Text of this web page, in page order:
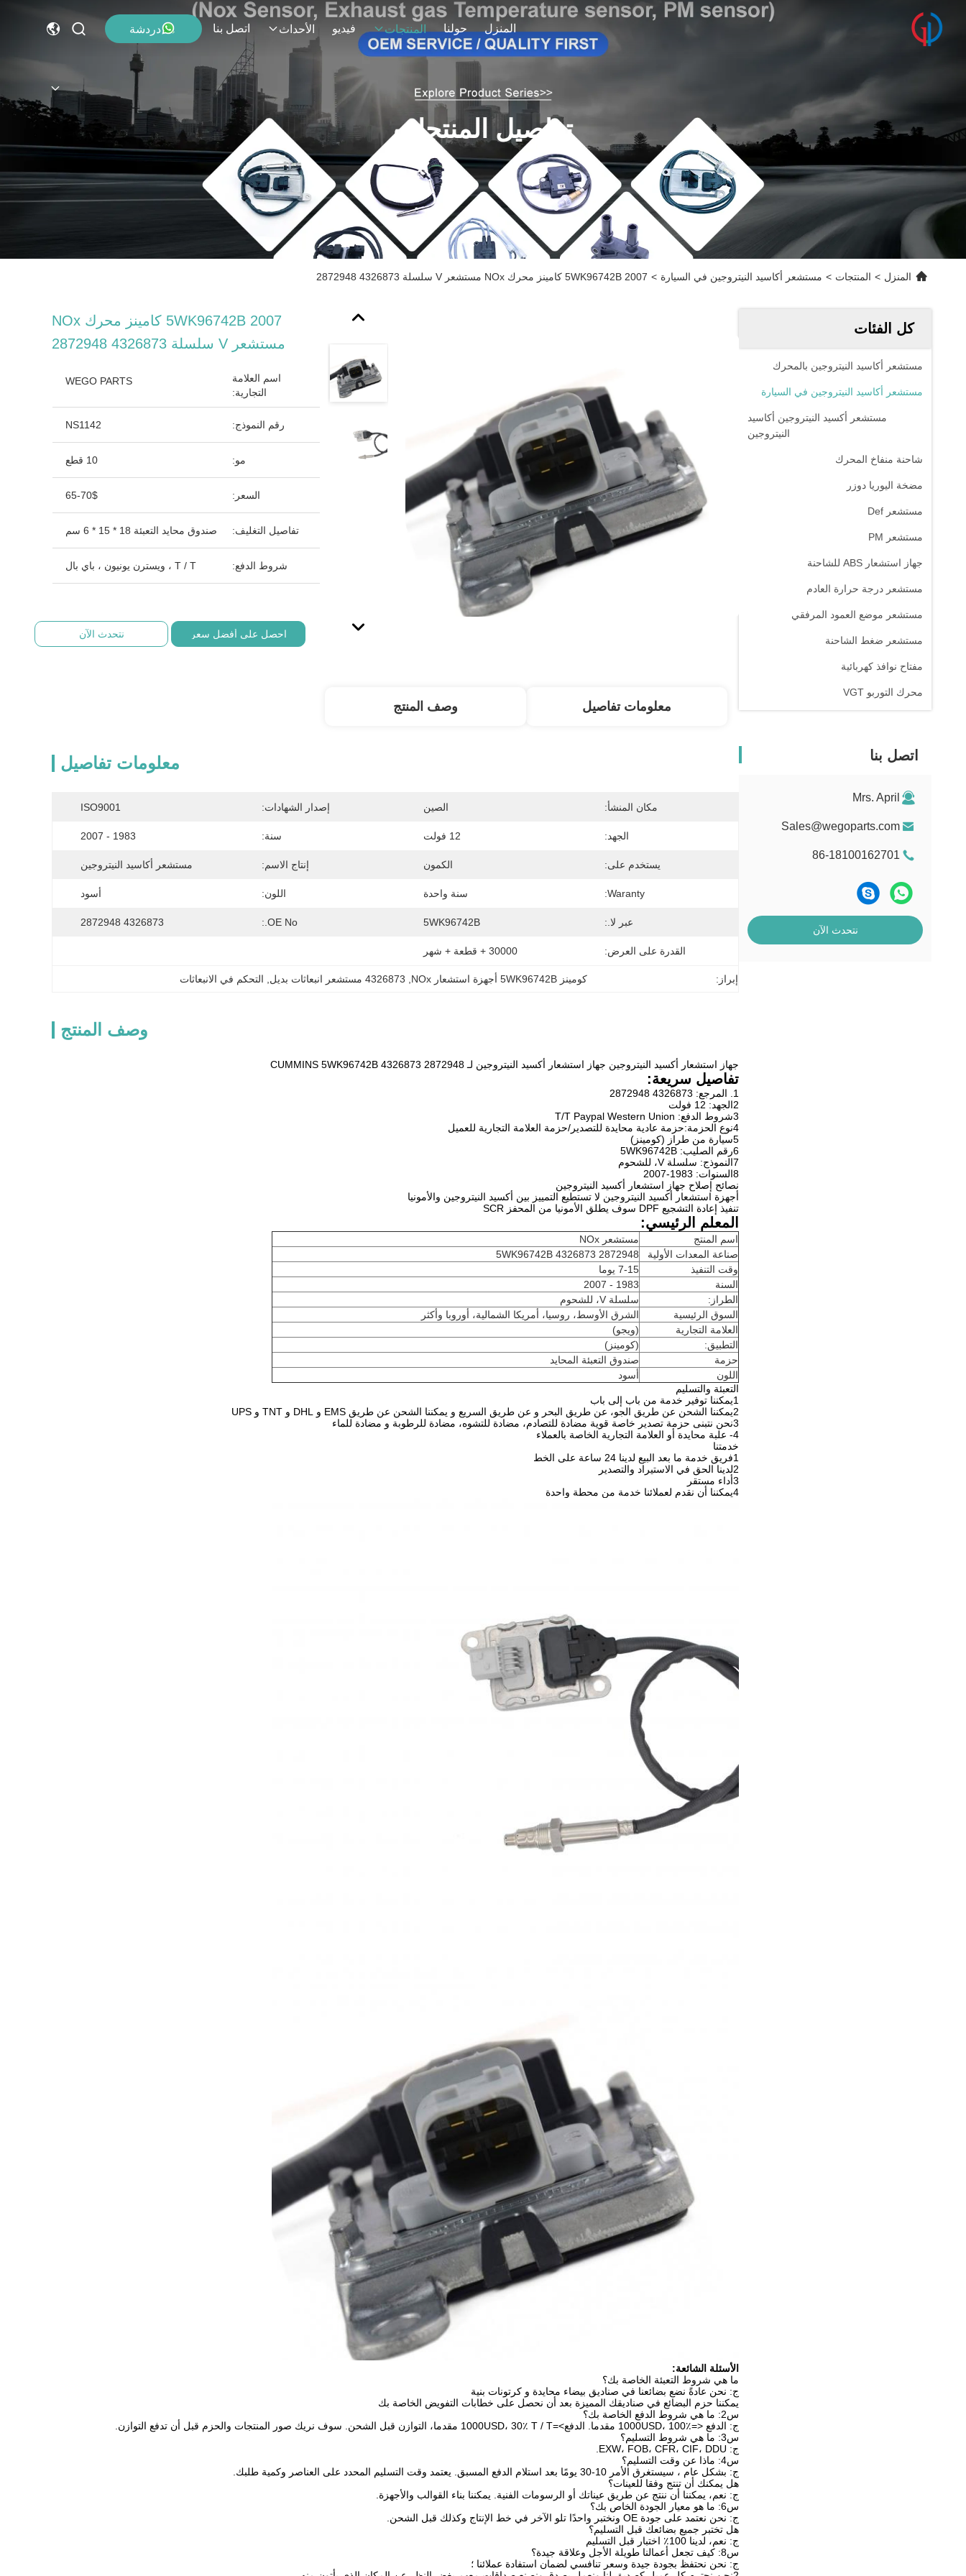
المنزل حولنا المنتجات فيديو الأحداث اتصل بنا دردشة
تفاصيل المنتجات
المنزل > المنتجات > مستشعر أكاسيد النيتروجين في السيارة > 5WK96742B 2007 كامينز محرك NOx مستشعر V سلسلة 4326873 2872948
كل الفئات
مستشعر أكاسيد النيتروجين بالمحرك
مستشعر أكاسيد النيتروجين في السيارة
مستشعر أكسيد النيتروجين أكاسيد
النيتروجين
شاحنة منفاخ المحرك
مضخة اليوريا دوزر
مستشعر Def
مستشعر PM
جهاز استشعار ABS للشاحنة
مستشعر درجة حرارة العادم
مستشعر موضع العمود المرفقي
مستشعر ضغط الشاحنة
مفتاح نوافذ كهربائية
محرك التوربو VGT
اتصل بنا
Mrs. April
Sales@wegoparts.com
86-18100162701
نتحدث الآن
5WK96742B 2007 كامينز محرك NOx
مستشعر V سلسلة 4326873 2872948
اسم العلامة
التجارية:
WEGO PARTS
رقم النموذج: NS1142
مو: 10 قطع
السعر: 65-70$
تفاصيل التغليف: صندوق محايد التعبئة 18 * 15 * 6 سم
شروط الدفع: T / T ، ويسترن يونيون ، باي بال
احصل على أفضل سعر نتحدث الآن
معلومات تفاصيل وصف المنتج
معلومات تفاصيل
مكان المنشأ: الصين إصدار الشهادات: ISO9001
الجهد: 12 فولت سنة: 1983 - 2007
يستخدم على: الكمون إنتاج الاسم: مستشعر أكاسيد النيتروجين
Waranty: سنة واحدة اللون: أسود
عبر لا.: 5WK96742B
OE No.:
4326873 2872948
القدرة على العرض: 30000 + قطعة + شهر
إبراز: كومينز 5WK96742B أجهزة استشعار NOx 4326873 مستشعر انبعاثات بديل التحكم في الانبعاثات
وصف المنتج
جهاز استشعار أكسيد النيتروجين جهاز استشعار أكسيد النيتروجين لـ CUMMINS 5WK96742B 4326873 2872948
تفاصيل سريعة:
1. المرجع: 4326873 2872948
2الجهد: 12 فولت
3شروط الدفع: T/T Paypal Western Union
4نوع الحزمة:حزمة عادية محايدة للتصدير/حزمة العلامة التجارية للعميل
5سيارة من طراز (كومينز)
6رقم الصليب: 5WK96742B
7النموذج: سلسلة V، للشحوم
8السنوات: 1983-2007
نصائح إصلاح جهاز استشعار أكسيد النيتروجين
أجهزة استشعار أكسيد النيتروجين لا تستطيع التمييز بين أكسيد النيتروجين والأمونيا
تنفيذ إعادة التشجيع DPF سوف يطلق الأمونيا من المحفز SCR
المعلم الرئيسي:
اسم المنتج
مستشعر NOx
صناعة المعدات الأولية
5WK96742B 4326873 2872948
وقت التنفيذ
7-15 يوما
السنة
1983 - 2007
الطراز:
سلسلة V، للشحوم
السوق الرئيسية
الشرق الأوسط، روسيا، أمريكا الشمالية، أوروبا وأكثر
العلامة التجارية
(ويجو)
التطبيق:
(كومينز)
حزمة
صندوق التعبئة المحايد
اللون
أسود
التعبئة والتسليم
1يمكننا توفير خدمة من باب إلى باب
2يمكننا الشحن عن طريق الجو، عن طريق البحر و عن طريق السريع و يمكننا الشحن عن طريق EMS و DHL و TNT و UPS
3نحن نتبنى حزمة تصدير خاصة قوية مضادة للتصادم، مضادة للتشوه، مضادة للرطوبة و مضادة للماء
4- علبة محايدة أو العلامة التجارية الخاصة بالعملاء
خدمتنا
1فريق خدمة ما بعد البيع لدينا 24 ساعة على الخط
2لدينا الحق في الاستيراد والتصدير
3أداء مستقر
4يمكننا أن نقدم لعملائنا خدمة من محطة واحدة
الأسئلة الشائعة:
ما هي شروط التعبئة الخاصة بك؟
ج: نحن عادةً نضع بضائعنا في صناديق بيضاء محايدة و كرتونات بنية
يمكننا حزم البضائع في صناديقك المميزة بعد أن نحصل على خطابات التفويض الخاصة بك
س2: ما هي شروط الدفع الخاصة بك؟
ج: الدفع <=1000USD، 100٪ مقدما. الدفع>=1000USD، 30٪ T / T مقدما، التوازن قبل الشحن. سوف نريك صور المنتجات والحزم قبل أن تدفع التوازن.
س3: ما هي شروط التسليم؟
ج: EXW، FOB، CFR، CIF، DDU.
س4: ماذا عن وقت التسليم؟
ج: بشكل عام ، سيستغرق الأمر 10-30 يومًا بعد استلام الدفع المسبق. يعتمد وقت التسليم المحدد على العناصر وكمية طلبك.
هل يمكنك أن تنتج وفقا للعينات؟
ج: نعم، يمكننا أن ننتج عن طريق عيناتك أو الرسومات الفنية. يمكننا بناء القوالب والأجهزة.
س6: ما هو معيار الجودة الخاص بك؟
ج: نحن نعتمد على جودة OE ونختبر واحدًا تلو الآخر في خط الإنتاج وكذلك قبل الشحن.
هل تختبر جميع بضائعك قبل التسليم؟
ج: نعم، لدينا 100٪ اختبار قبل التسليم
س8: كيف تجعل أعمالنا طويلة الأجل وعلاقة جيدة؟
ج: نحن نحتفظ بجودة جيدة وسعر تنافسي لضمان استفادة عملائنا ؛